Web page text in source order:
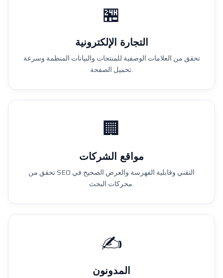
🏪
التجارة الإلكترونية
تحقق من العلامات الوصفية للمنتجات والبيانات المنظمة وسرعة
تحميل الصفحة.
🏢
مواقع الشركات
تحقق من SEO التقني وقابلية الفهرسة والعرض الصحيح في
محركات البحث.
✍️
المدونون